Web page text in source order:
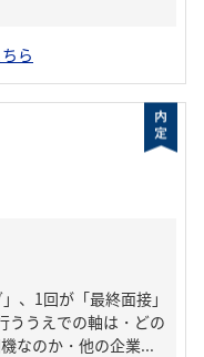
ら
、1回が「最終面接」
ううえでの軸は・どの
なのか・他の企業...